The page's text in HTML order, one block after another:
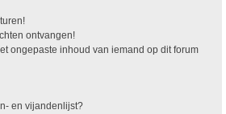
ontvangen!
ongepaste inhoud van iemand op dit forum
en vijandenlijst?